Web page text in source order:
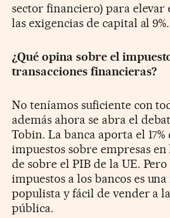
sector financiero) para elevar
las exigencias de capital al 9%.
¿Qué opina sobre el
transacciones financieras?
No teníamos suficiente con
además ahora se abra el
Tobin. La banca aporta el 17%
impuestos sobre empresas en
de sobre el PIB de la UE.
impuestos a los bancos es
populista y fácil de vender a
pública.